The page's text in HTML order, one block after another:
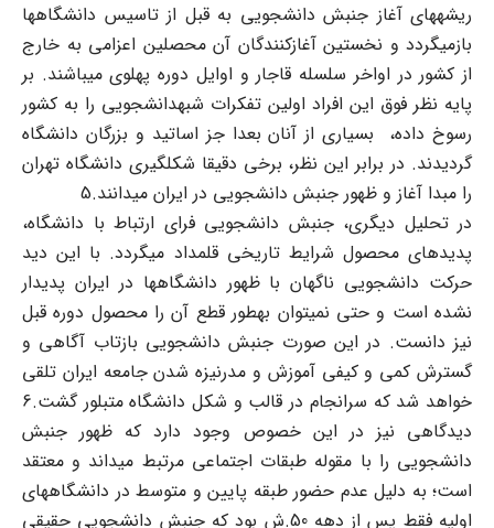
ریشه‏های آغاز جنبش دانشجویی به قبل از تاسیس دانشگاه‏ها
بازمی‏گردد و نخستین آغازکنندگان آن محصلین اعزامی به خارج
از کشور در اواخر سلسله قاجار و اوایل دوره پهلوی می‏باشند. بر
پایه نظر فوق این افراد اولین تفکرات شبه‏دانشجویی را به کشور
رسوخ داده، بسیاری از آنان بعدا جز اساتید و بزرگان دانشگاه
گردیدند. در برابر این نظر، برخی دقیقا شکل‏گیری دانشگاه تهران
را مبدا آغاز و ظهور جنبش دانشجویی در ایران می‏دانند.5
در تحلیل دیگری، جنبش دانشجویی فرای ارتباط با دانشگاه،
پدیده‏ای محصول شرایط تاریخی قلمداد می‏گردد. با این دید
حرکت دانشجویی ناگهان با ظهور دانشگاه‏ها در ایران پدیدار
نشده است و حتی نمی‏توان به‏طور قطع آن را محصول دوره قبل
نیز دانست. در این صورت جنبش دانشجویی بازتاب آگاهی و
گسترش کمی و کیفی آموزش و مدرنیزه‏ شدن جامعه ایران تلقی
خواهد شد که سرانجام در قالب و شکل دانشگاه متبلور گشت.6
دیدگاهی نیز در این خصوص وجود دارد که ظهور جنبش
دانشجویی را با مقوله طبقات اجتماعی مرتبط می‏داند و معتقد
است؛ به دلیل عدم حضور طبقه پایین و متوسط در دانشگاه‏های
اولیه فقط پس از دهه 50.ش بود که جنبش دانشجویی حقیقی